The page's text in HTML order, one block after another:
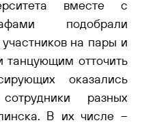
вместе с
подобрали
на пары и
танцующим отточить
оказались
разных
В их числе –